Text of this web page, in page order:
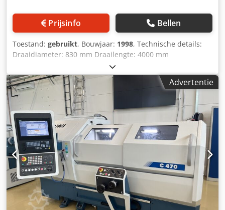
Prijsinfo Bellen
Toestand: gebruikt, Bouwjaar: 1998, Technische details:
Draaidiameter: 830 mm Draailengte: 4000 mm
Draaidiameter boven dwarsgeleider: 540 mm Spilboring:
130 mm Toerentalbereik: 2 - 1600 omw/min
Snelgangsnelheid: 4 / 5 m/min Voedingsnelheid: 1 - 2000
mm/min Totale vermogensbehoefte: 55 kW
Machinegewicht ca.: 7,5 t Benodigde vloeroppervlak ca.: 7
x 2,2 x 2 m Djdpfxewwlt Ro Afzokr Met cyclussturing van
R&D MTC-K MULTIFIX houder maat D
Koelvloeistofinstallatie
Advertentie